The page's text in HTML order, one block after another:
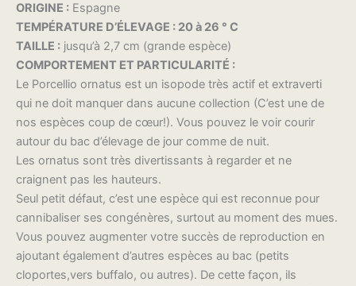
ORIGINE : Espagne
TEMPÉRATURE D’ÉLEVAGE : 20 à 26 ° C
TAILLE : jusqu’à 2,7 cm (grande espèce)
COMPORTEMENT ET PARTICULARITÉ :
Le Porcellio ornatus est un isopode très actif et extraverti
qui ne doit manquer dans aucune collection (C’est une de
nos espèces coup de cœur!). Vous pouvez le voir courir
autour du bac d’élevage de jour comme de nuit.
Les ornatus sont très divertissants à regarder et ne
craignent pas les hauteurs.
Seul petit défaut, c’est une espèce qui est reconnue pour
cannibaliser ses congénères, surtout au moment des mues.
Vous pouvez augmenter votre succès de reproduction en
ajoutant également d’autres espèces au bac (petits
cloportes,vers buffalo, ou autres). De cette façon, ils